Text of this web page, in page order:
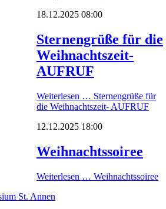
18.12.2025 08:00
Sternengrüße für die
Weihnachtszeit-
AUFRUF
Weiterlesen … Sternengrüße für
die Weihnachtszeit- AUFRUF
12.12.2025 18:00
Weihnachtssoiree
Weiterlesen … Weihnachtssoiree
St. Annen